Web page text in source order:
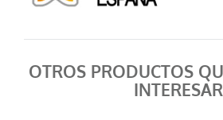
OTROS PRODUCTOS
INTERESAR